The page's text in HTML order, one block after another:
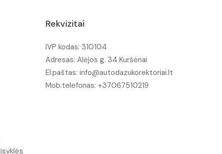
Rekvizitai
IVP kodas: 310104
Adresas: Alėjos g. 34 Kuršėnai
El.paštas: info@autodazukorektoriai.lt
Mob.telefonas: +37067510219